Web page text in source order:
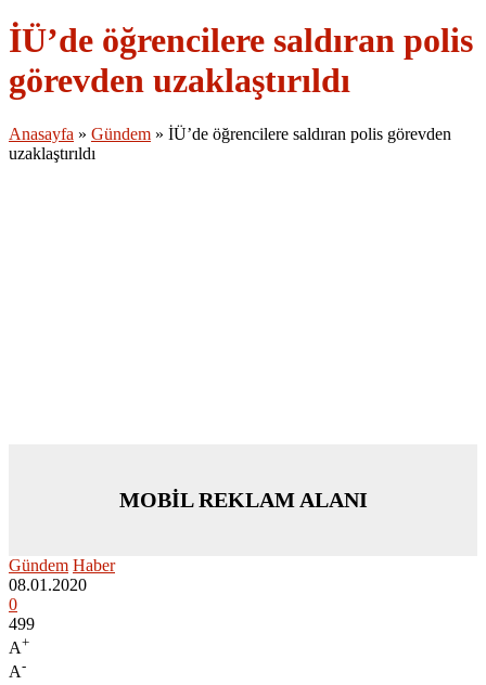
İÜ’de öğrencilere saldıran polis
görevden uzaklaştırıldı
Anasayfa » Gündem » İÜ’de öğrencilere saldıran polis görevden
uzaklaştırıldı
MOBİL REKLAM ALANI
Gündem Haber
08.01.2020
0
499
A+
A-